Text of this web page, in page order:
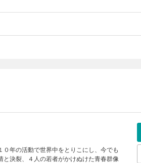
年の活動で世界中をとりこにし、今でも
決裂、４人の若者がかけぬけた青春群像